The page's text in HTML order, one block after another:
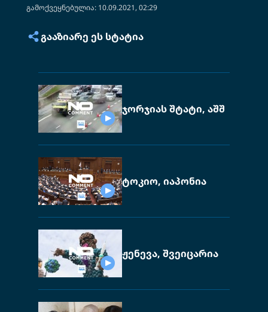
გამოქვეყნებულია: 10.09.2021, 02:29
ᲒᲐᲐᲖᲘᲐᲠᲔ ᲔᲡ ᲡᲢᲐᲢᲘᲐ
ჯორჯიას შტატი, აშშ
ტოკიო, იაპონია
ჟენევა, შვეიცარია